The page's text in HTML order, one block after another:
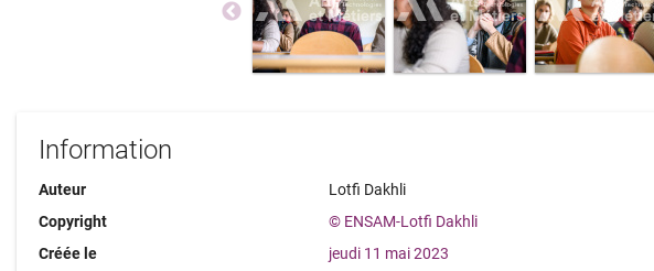
Information
Auteur
Lotfi Dakhli
Copyright
© ENSAM-Lotfi Dakhli
Créée le
jeudi 11 mai 2023